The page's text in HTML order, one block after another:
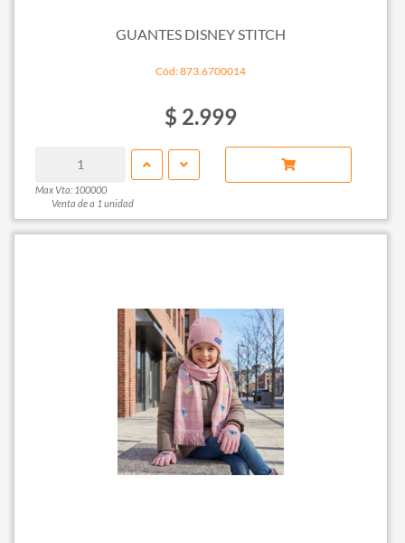
GUANTES DISNEY STITCH
Cód: 873.6700014
$ 2.999
Max Vta: 100000
Venta de a 1 unidad